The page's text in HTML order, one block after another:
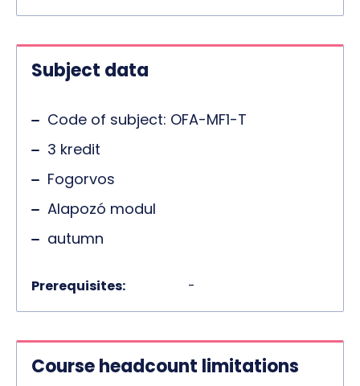
Subject data
Code of subject: OFA-MF1-T
3 kredit
Fogorvos
Alapozó modul
autumn
Prerequisites: -
Course headcount limitations